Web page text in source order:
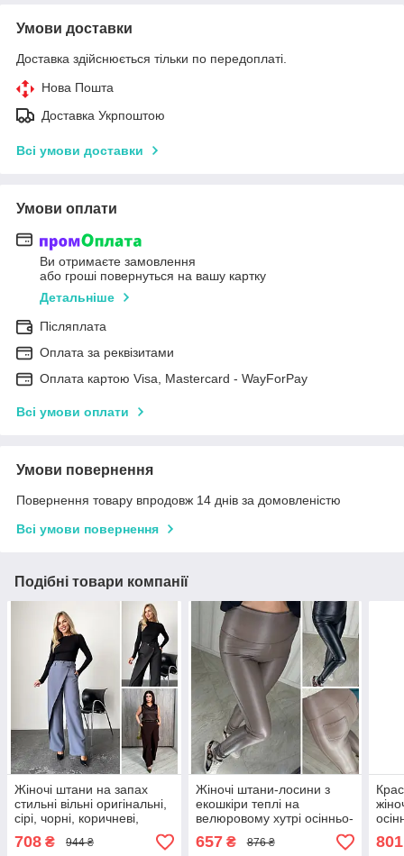
Умови доставки
Доставка здійснюється тільки по передоплаті.
Нова Пошта
Доставка Укрпоштою
Всі умови доставки
Умови оплати
Ви отримаєте замовлення
або гроші повернуться на вашу картку
Детальніше
Післяплата
Оплата за реквізитами
Оплата картою Visa, Mastercard - WayForPay
Всі умови оплати
Умови повернення
Повернення товару впродовж 14 днів за домовленістю
Всі умови повернення
Подібні товари компанії
Жіночі штани на запах
стильні вільні оригінальні,
сірі, чорні, коричневі,
розмір 42/44, 46/48, 50/52
708 ₴ 944 ₴
Жіночі штани-лосини з
екошкіри теплі на
велюровому хутрі осінньо-
зимові повсякденні
657₴ 876 ₴
44,
801